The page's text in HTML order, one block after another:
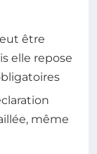
être
elle repose
même